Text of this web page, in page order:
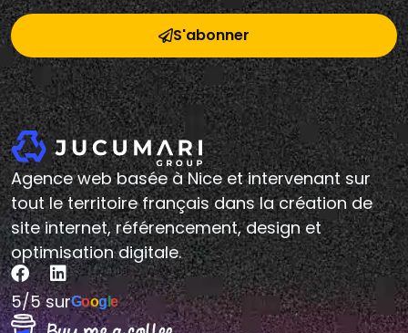
S'abonner
Agence web basée à Nice et intervenant sur
tout le territoire français dans la création de
site internet, référencement, design et
optimisation digitale.
5/5 surGoogle